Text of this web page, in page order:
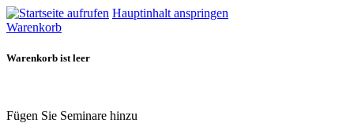
Hauptinhalt anspringen
Warenkorb
Warenkorb ist leer
Fügen Sie Seminare hinzu